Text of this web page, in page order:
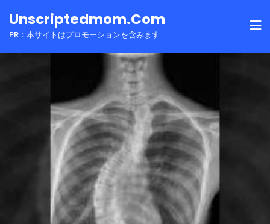
toUnscriptedmom.com
PR：本サイトはプロモーションを含みます